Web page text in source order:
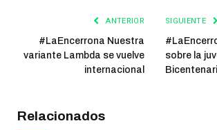
ANTERIOR
#LaEncerrona Nuestra
variante Lambda se vuelve
internacional
SIGUIENTE
sobre la
Relacionados